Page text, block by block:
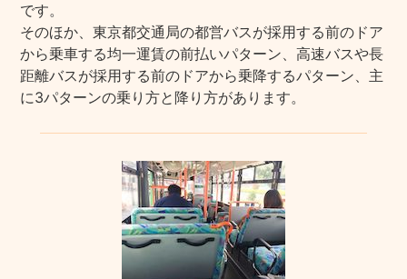
です。
そのほか、東京都交通局の都営バスが採用する前のドア
から乗車する均一運賃の前払いパターン、高速バスや長
距離バスが採用する前のドアから乗降するパターン、主
に3パターンの乗り方と降り方があります。